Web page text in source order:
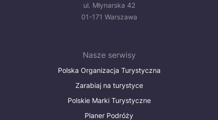
ul. Młynarska 42
01-171 Warszawa
Nasze serwisy
Polska Organizacja Turystyczna
Zarabiaj na turystyce
Polskie Marki Turystyczne
Planer Podróży